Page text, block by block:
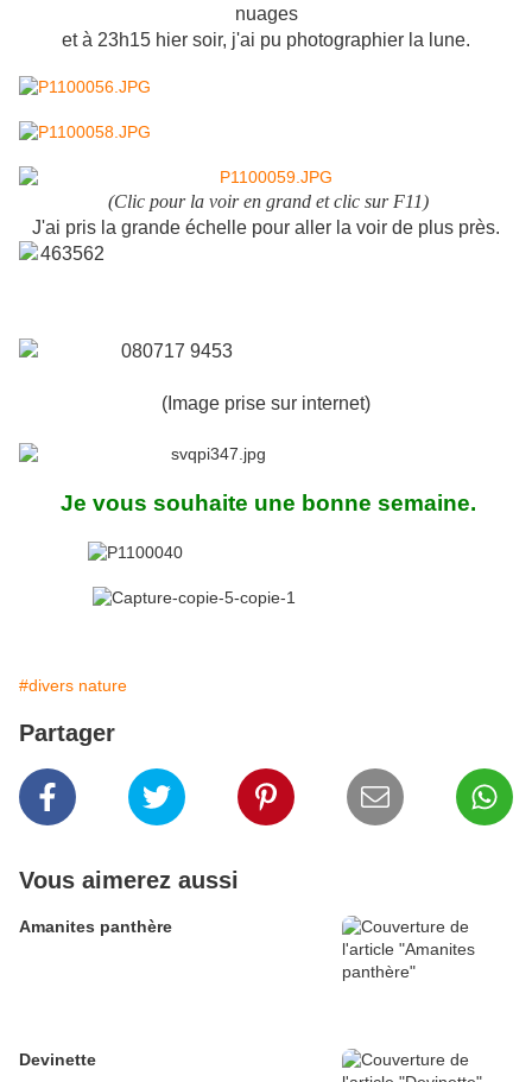
nuages
et à 23h15 hier soir, j'ai pu photographier la lune.
(Clic pour la voir en grand et clic sur F11)
J'ai pris la grande échelle pour aller la voir de plus près.
(Image prise sur internet)
Je vous souhaite une bonne semaine.
#divers nature
Partager
Vous aimerez aussi
Amanites panthère
Devinette